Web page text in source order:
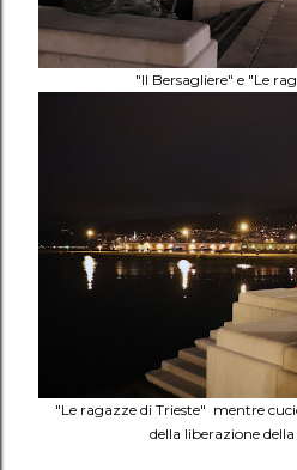
"Il Bersagliere" e "Le
"Le ragazze di Trieste" mentre
della liberazione della